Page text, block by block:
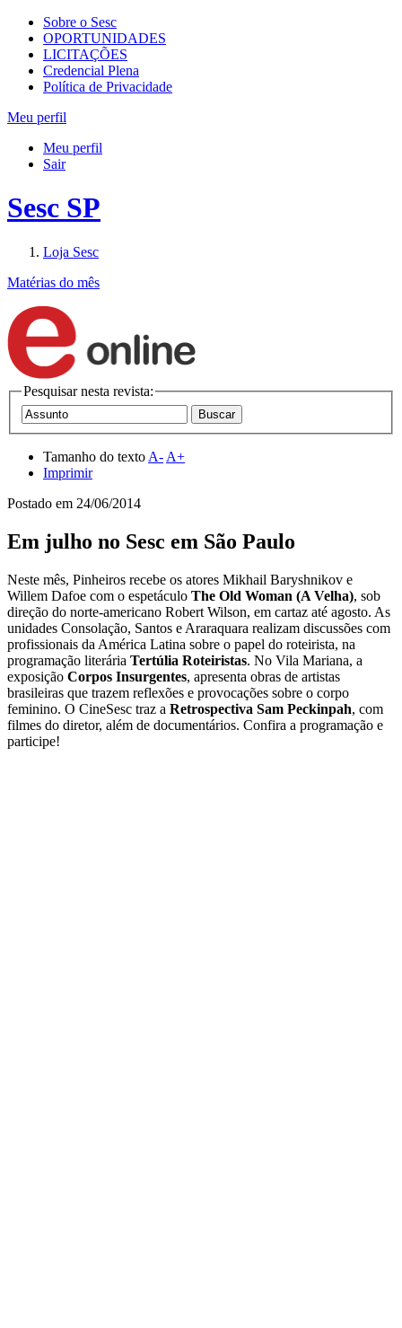
Sobre o Sesc
OPORTUNIDADES
LICITAÇÕES
Credencial Plena
Política de Privacidade
Meu perfil
Meu perfil
Sair
Sesc SP
Loja Sesc
Matérias do mês
Pesquisar nesta revista:
Tamanho do texto A- A+
Imprimir
Postado em 24/06/2014
Em julho no Sesc em São Paulo
Neste mês, Pinheiros recebe os atores Mikhail Baryshnikov e
Willem Dafoe com o espetáculo The Old Woman (A Velha), sob
direção do norte-americano Robert Wilson, em cartaz até agosto. As
unidades Consolação, Santos e Araraquara realizam discussões com
profissionais da América Latina sobre o papel do roteirista, na
programação literária Tertúlia Roteiristas. No Vila Mariana, a
exposição Corpos Insurgentes, apresenta obras de artistas
brasileiras que trazem reflexões e provocações sobre o corpo
feminino. O CineSesc traz a Retrospectiva Sam Peckinpah, com
filmes do diretor, além de documentários. Confira a programação e
participe!